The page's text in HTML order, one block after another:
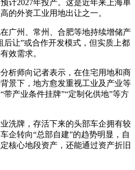
计2027年投产。这是近年来上海单
的外资工业用地出让之一。
广州、常州、合肥等地持续增储产
后让”或合作开发模式，但实质上都
效需求。
析师向记者表示，在住宅用地和商
景下，地方愈发重视工业及产业等
产业条件挂牌”“定制化供地”等方
洗牌，存活下来的头部车企拥有较
企转向“总部自建”的趋势明显，自
核心地段资产，还能通过资产折旧